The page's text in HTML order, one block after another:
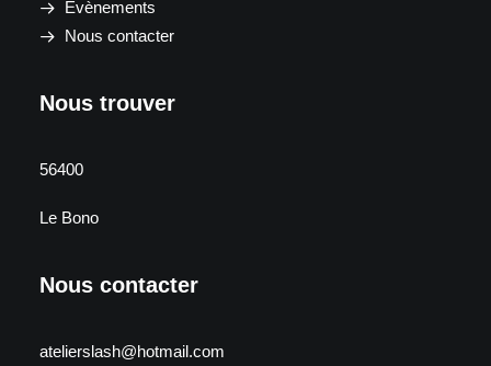
Évènements
Nous contacter
Nous trouver
56400
Le Bono
Nous contacter
atelierslash@hotmail.com